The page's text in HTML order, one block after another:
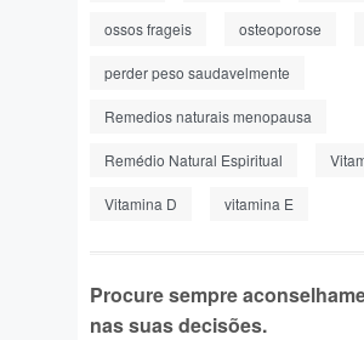
ossos frageis osteoporose
perder peso saudavelmente
Remedios naturais menopausa
Remédio Natural Espiritual
Vitamina D vitamina E
Procure sempre
nas suas decisões.